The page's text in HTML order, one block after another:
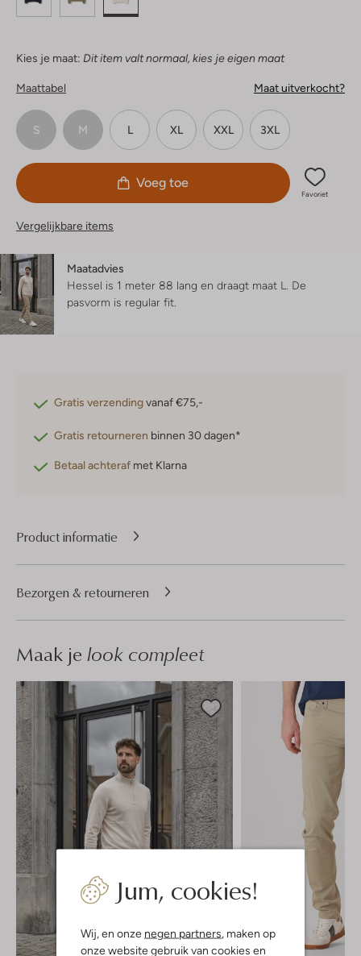
Jum, cookies!
Wij, en onze negen partners, maken op
onze website gebruik van cookies en
Kies je maat: Dit item valt normaal, kies je eigen maat
Maattabel Maat uitverkocht?
S M L XL XXL 3XL
Voeg toe
Favoriet
Vergelijkbare items
Maatadvies
Hessel is 1 meter 88 lang en draagt maat L. De
pasvorm is regular fit
Gratis verzendingvanaf €75,-
Gratis retourneren binnen 30 dagen*
Betaal achteraf met Klarna
Product informatie
Bezorgen & retourneren
Maak je look compleet